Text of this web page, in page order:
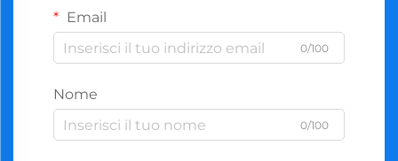
Email
0/100
Nome
0/100